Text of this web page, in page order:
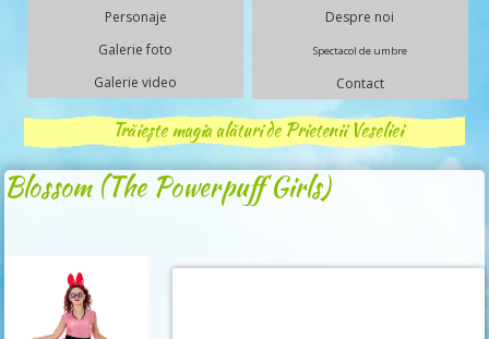
Personaje
Galerie foto
Galerie video
Despre noi
Spectacol de umbre
Contact
Trăiește magia alături de Prietenii Veseliei
Blossom (The Powerpuff Girls)